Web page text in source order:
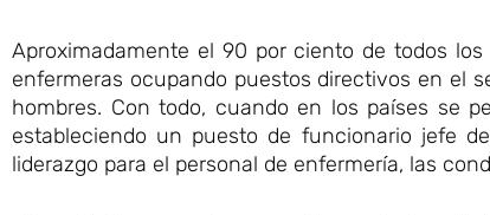
Aproximadamente el 90 por ciento de todos
enfermeras ocupando puestos directivos en el
hombres. Con todo, cuando en los países se
estableciendo un puesto de funcionario jefe
liderazgo para el personal de enfermería, las